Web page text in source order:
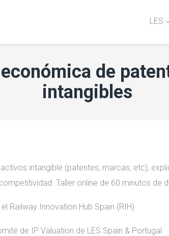
LES
de
intangibles
intangible (patentes, marcas, etc),
Taller online de 60 minutos de
Railway Innovation Hub Spain (RIH)
de IP Valuation de LES Spain & Portugal